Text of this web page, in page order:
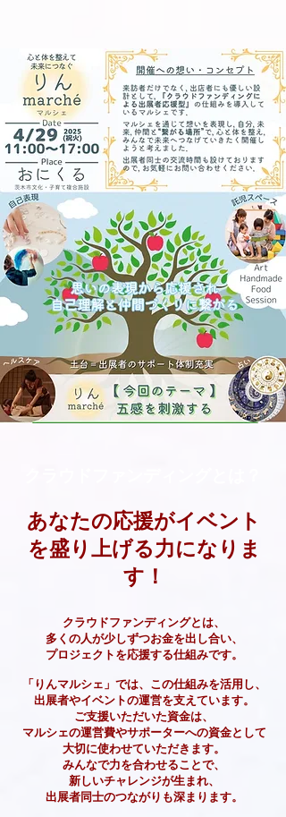
あなたの応援がイベント
を盛り上げる力になりま
す！
クラウドファンディングとは、
多くの人が少しずつお金を出し合い、
プロジェクトを応援する仕組みです。
「りんマルシェ」では、この仕組みを活用し、
出展者やイベントの運営を支えています。
ご支援いただいた資金は、
マルシェの運営費やサポーターへの資金として
大切に使わせていただきます。
みんなで力を合わせることで、
新しいチャレンジが生まれ、
出展者同士のつながりも深まります。